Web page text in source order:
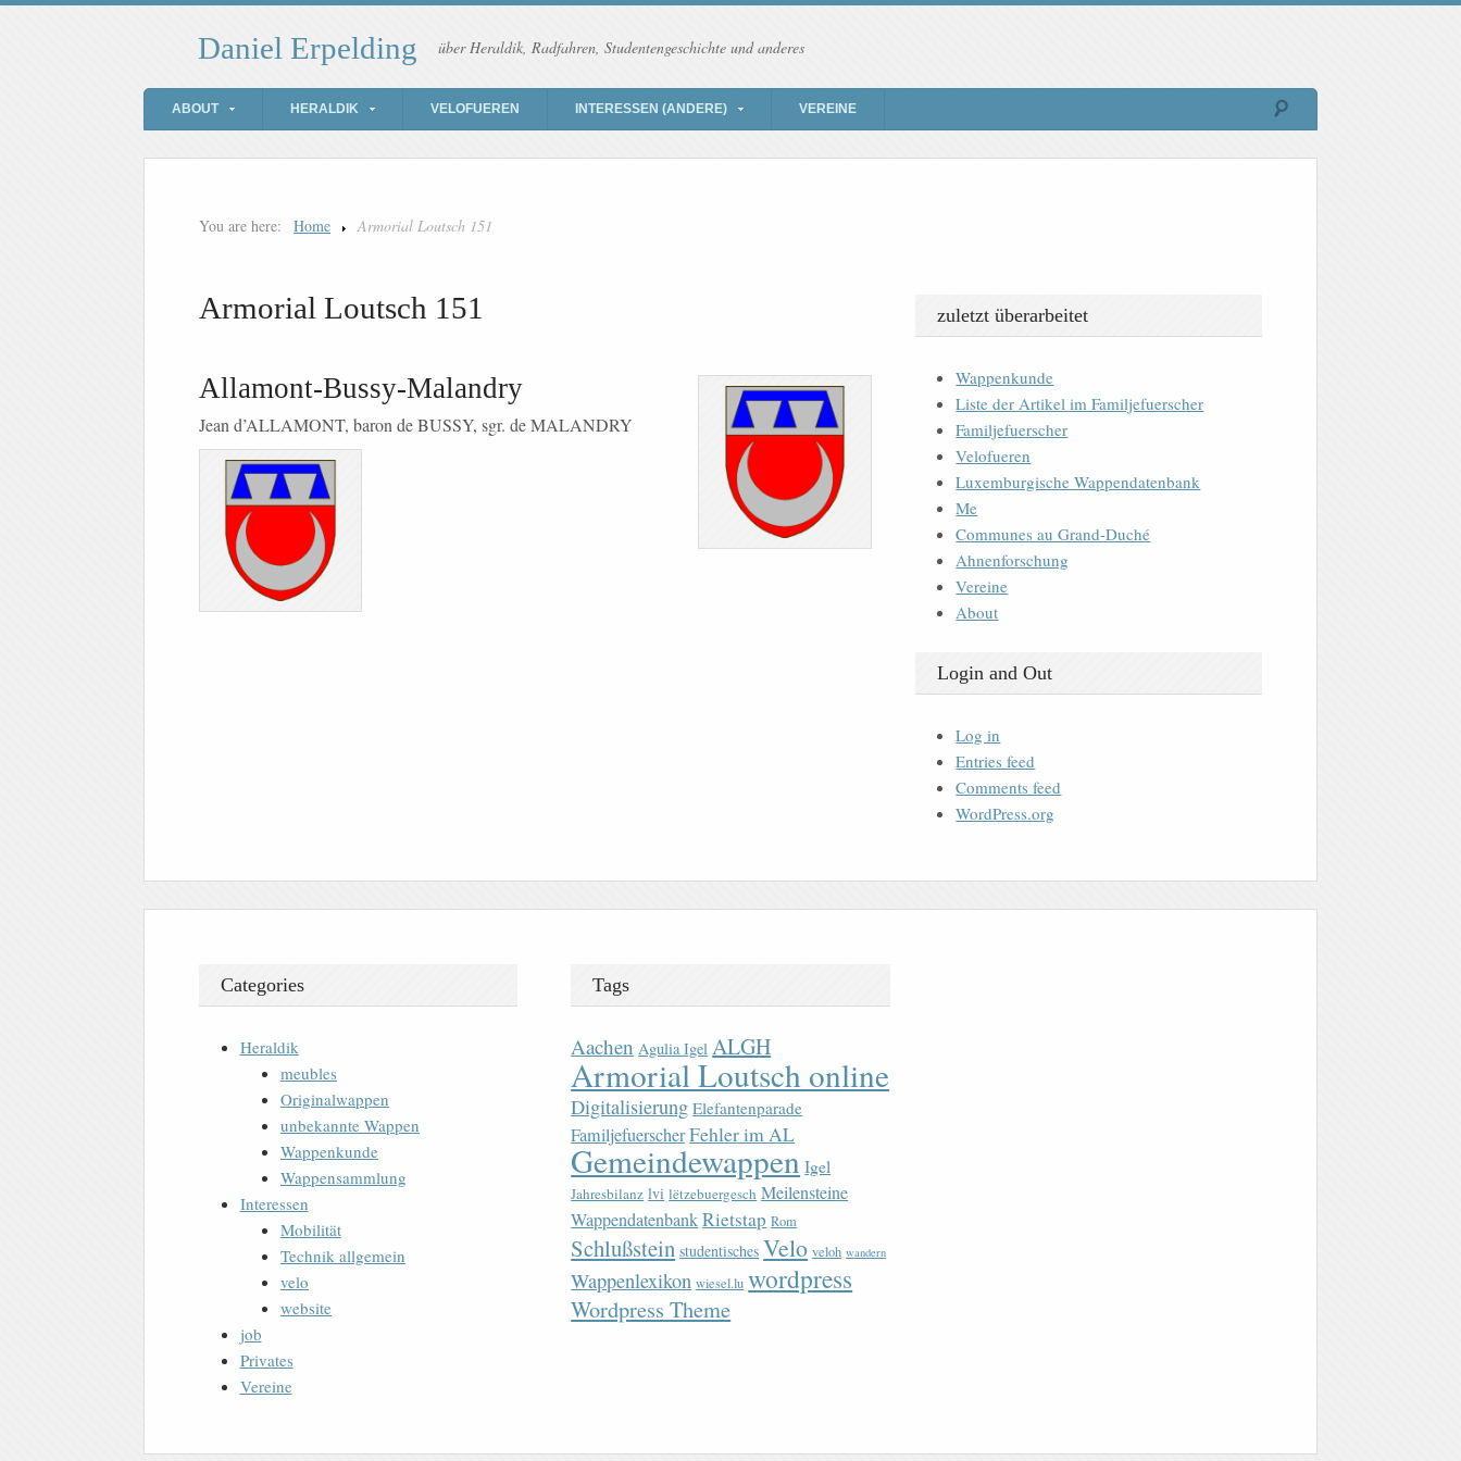
Daniel Erpelding über Heraldik, Radfahren, Studentengeschichte und anderes
ABOUT HERALDIK VELOFUEREN INTERESSEN (ANDERE) VEREINE
You are here: Home Armorial Loutsch 151
Armorial Loutsch 151
Allamont-Bussy-Malandry
Jean d’ALLAMONT, baron de BUSSY, sgr. de MALANDRY
zuletzt überarbeitet
Wappenkunde
Liste der Artikel im Familjefuerscher
Familjefuerscher
Velofueren
Luxemburgische Wappendatenbank
Me
Communes au Grand-Duché
Ahnenforschung
Vereine
About
Login and Out
Log in
Entries feed
Comments feed
WordPress.org
Categories
Heraldik
meubles
Originalwappen
unbekannte Wappen
Wappenkunde
Wappensammlung
Interessen
Mobilität
Technik allgemein
velo
website
job
Privates
Vereine
Tags
Aachen Agulia Igel ALGH
Armorial Loutsch online
Digitalisierung Elefantenparade
FamiljefuerscherFehler im AL
Gemeindewappen Igel
Jahresbilanz lvi lëtzebuergesch Meilensteine
WappendatenbankRietstap Rom
Schlußstein studentisches Velo veloh wandern
Wappenlexikon wiesel.lu wordpress
Wordpress Theme